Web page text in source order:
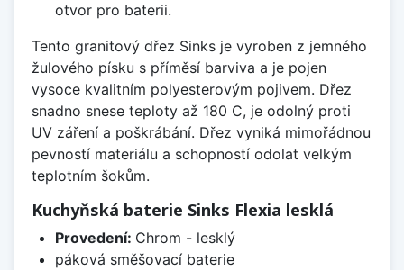
otvor pro baterii.
Tento granitový dřez Sinks je vyroben z jemného
žulového písku s příměsí barviva a je pojen
vysoce kvalitním polyesterovým pojivem. Dřez
snadno snese teploty až 180 C, je odolný proti
UV záření a poškrábání. Dřez vyniká mimořádnou
pevností materiálu a schopností odolat velkým
teplotním šokům.
Kuchyňská baterie Sinks Flexia lesklá
Provedení: Chrom - lesklý
páková směšovací baterie